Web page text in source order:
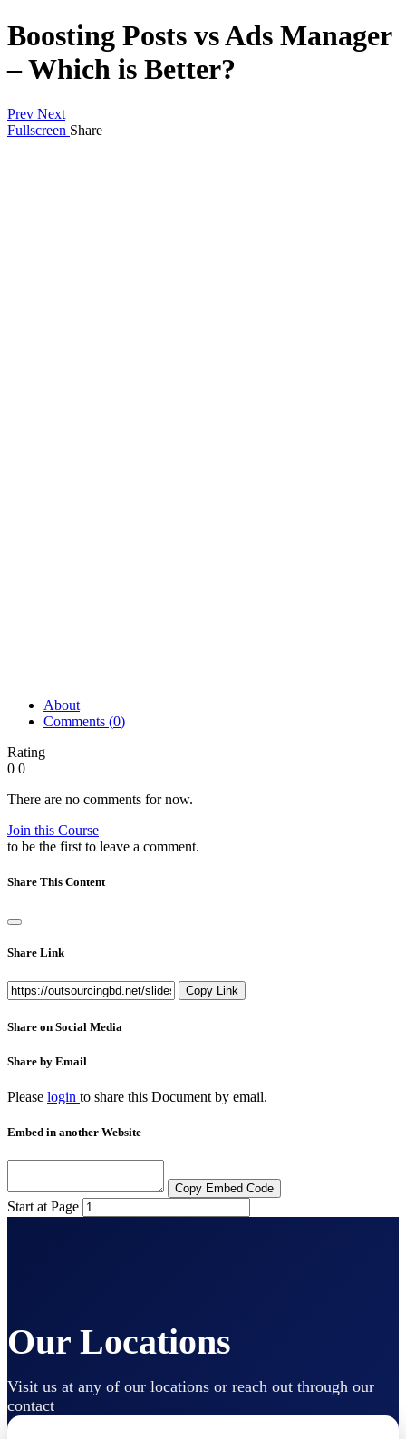
Boosting Posts vs Ads Manager
– Which is Better?
Prev Next
Fullscreen Share
About
Comments (0)
Rating
0 0
There are no comments for now.
Join this Course
to be the first to leave a comment.
Share This Content
Share Link
Copy Link
Share on Social Media
Share by Email
Please login to share this Document by email.
Embed in another Website
Copy Embed Code
Start at Page
Our Locations
Visit us at any of our locations or reach out through our
contact